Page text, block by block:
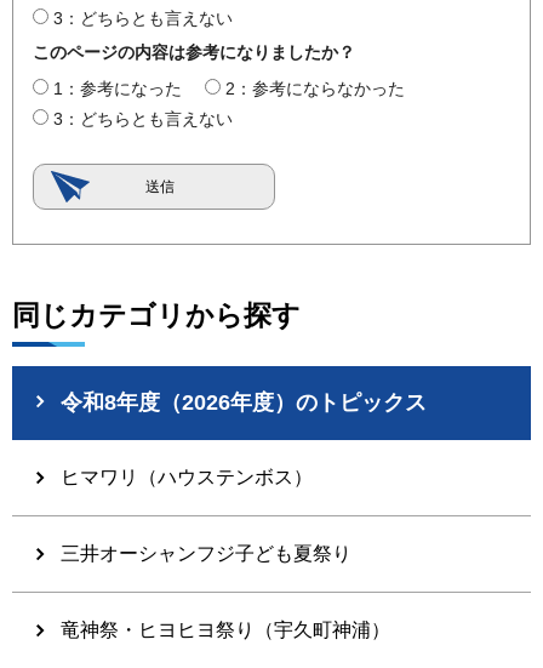
3：どちらとも言えない
このページの内容は参考になりましたか？
1：参考になった
2：参考にならなかった
3：どちらとも言えない
同じカテゴリから探す
令和8年度（2026年度）のトピックス
ヒマワリ（ハウステンボス）
三井オーシャンフジ子ども夏祭り
竜神祭・ヒヨヒヨ祭り（宇久町神浦）